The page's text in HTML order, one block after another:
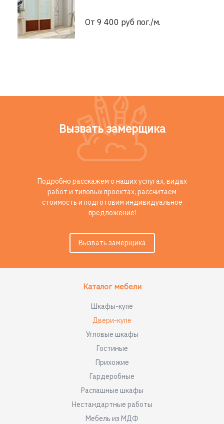
От 9 400 руб пог./м.
Вызвать замерщика
Подробно расскажем о наших услугах, видах
работ и типовых проектах, рассчитаем
стоимость и подготовим индивидуальное
предложение!
Вызвать замерщика
Каталог мебели
Шкафы-купе
Двери-купе
Угловые шкафы
Гостиные
Прихожие
Гардеробные
Распашные шкафы
Нестандартные работы
Мебель из МДФ